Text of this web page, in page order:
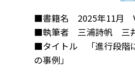
■書籍名 2025年11月
■執筆者 三浦詩帆 三
■タイトル 「進行段階
の事例」